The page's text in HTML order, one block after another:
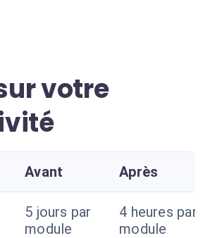
votre
Avant Après
5 jours par
module
4 heures par
module